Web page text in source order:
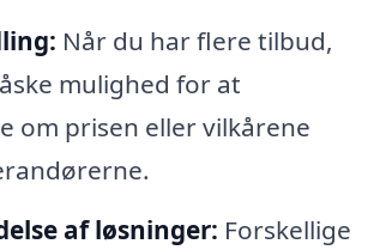
Når du har flere tilbud,
mulighed for at
om prisen eller vilkårene
af løsninger: Forskellige